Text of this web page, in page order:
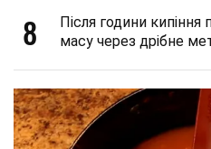
8
Після години
масу через дрібне